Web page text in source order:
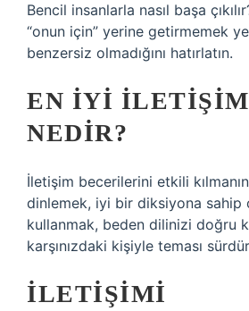
Bencil insanlarla nasıl başa
“onun için” yerine getirmemek
benzersiz olmadığını hatırlatın.
EN IYI
NEDIR?
İletişim becerilerini etkili
dinlemek, iyi bir diksiyona sahip
kullanmak, beden dilinizi doğru
karşınızdaki kişiyle teması
İLETIŞIMI